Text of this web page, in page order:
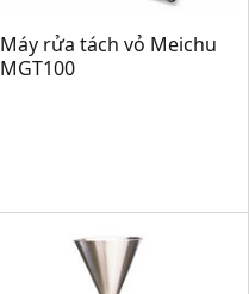
Máy rửa tách vỏ Meichu
MGT100